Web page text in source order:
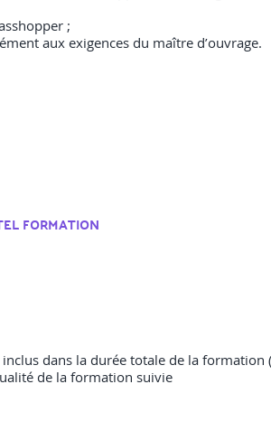
;
aux exigences du maître d’ouvrage.
FORMATION
dans la durée totale de la
de la formation suivie